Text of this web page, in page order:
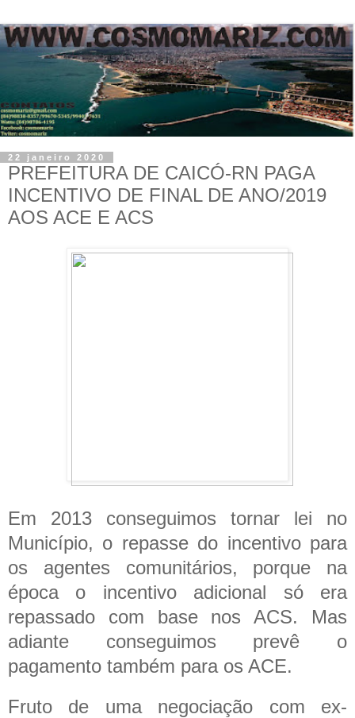
22 janeiro 2020
PREFEITURA DE CAICÓ-RN PAGA
INCENTIVO DE FINAL DE ANO/2019
AOS ACE E ACS
Em 2013 conseguimos tornar lei no
Município, o repasse do incentivo para
os agentes comunitários, porque na
época o incentivo adicional só era
repassado com base nos ACS. Mas
adiante conseguimos prevê o
pagamento também para os ACE.
Fruto de uma negociação com ex-